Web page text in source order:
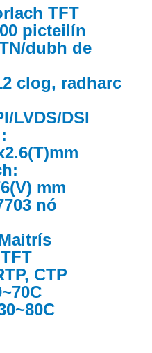
TFT
picteilín
dubh de
clog, radharc
LVDS/DSI
mm
nó
CTP